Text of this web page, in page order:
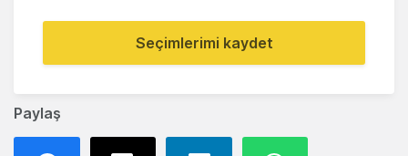
Paylaş
Seçimlerimi kaydet